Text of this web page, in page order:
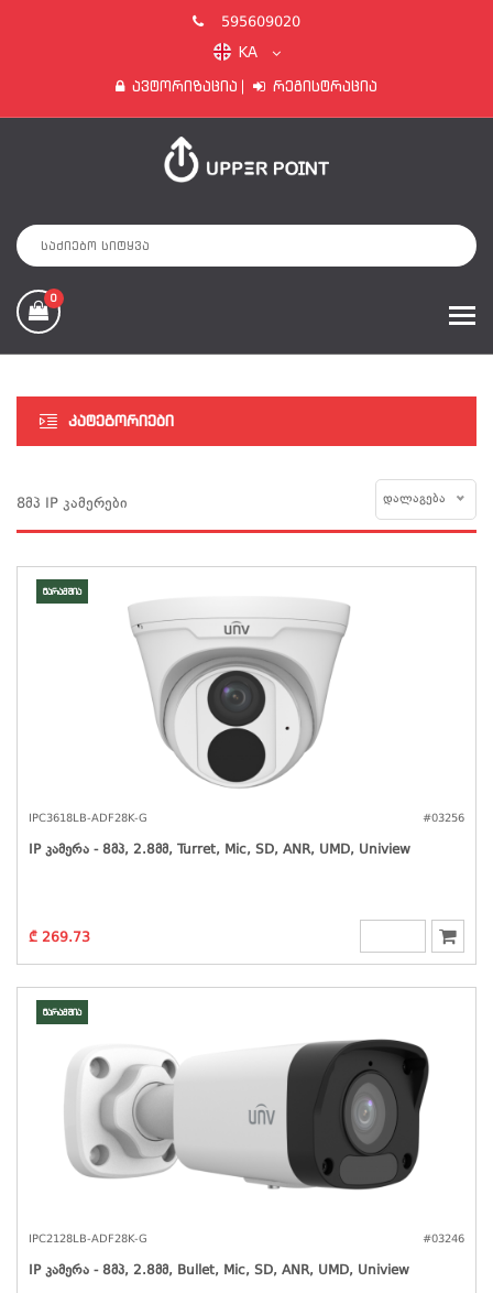
595609020
KA
Ავტორიზაცია
Რეგისტრაცია
0
ᲙᲐᲢᲔᲒᲝᲠᲘᲔᲑᲘ
8მპ IP კამერები დალაგება
მარაგშია
IPC3618LB-ADF28K-G #03256
IP Კამერა - 8მპ, 2.8მმ, Turret, Mic, SD, ANR, UMD, Uniview
₾ 269.73
მარაგშია
IPC2128LB-ADF28K-G #03246
IP Კამერა - 8მპ, 2.8მმ, Bullet, Mic, SD, ANR, UMD, Uniview